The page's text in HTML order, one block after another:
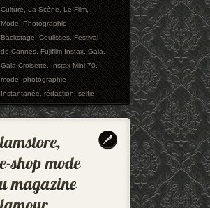
Culture,La Scène,Le Film,
Mode,Photographie
Backstage,Coulisses,Festival
de Cannes,Fujifilm Instax,Gala,
Gala Croisette,Instax Mini 70,
mode,photographie
Instantanée,rédaction,selfie